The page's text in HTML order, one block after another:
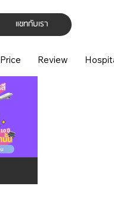
แชทกับเรา
Price Review